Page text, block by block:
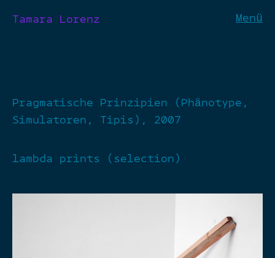
Tamara Lorenz Menü
Pragmatische Prinzipien (Phänotype,
Simulatoren, Tipis), 2007
lambda prints (selection)